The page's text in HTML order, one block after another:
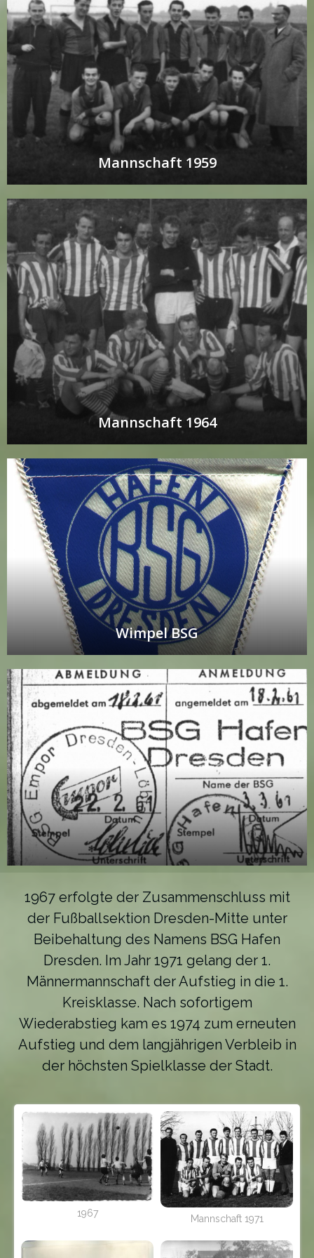
Mannschaft 1959
Mannschaft 1964
Wimpel BSG
1967 erfolgte der Zusammenschluss mit
der Fußballsektion Dresden-Mitte unter
Beibehaltung des Namens BSG Hafen
Dresden. Im Jahr 1971 gelang der 1.
Männermannschaft der Aufstieg in die 1.
Kreisklasse. Nach sofortigem
Wiederabstieg kam es 1974 zum erneuten
Aufstieg und dem langjährigen Verbleib in
der höchsten Spielklasse der Stadt.
1967
Mannschaft 1971